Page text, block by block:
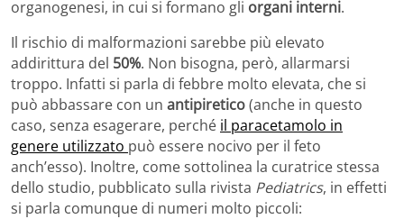
organogenesi, in cui si formano gli organi interni.
Il rischio di malformazioni sarebbe più elevato
addirittura del 50%. Non bisogna, però, allarmarsi
troppo. Infatti si parla di febbre molto elevata, che si
può abbassare con un antipiretico(anche in questo
caso, senza esagerare, perché il paracetamolo in
genere utilizzato può essere nocivo per il feto
anch’esso). Inoltre, come sottolinea la curatrice stessa
dello studio, pubblicato sulla rivista Pediatrics, in effetti
si parla comunque di numeri molto piccoli: